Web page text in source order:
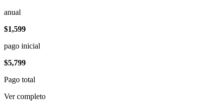
anual
$1,599
pago inicial
$5,799
Pago total
Ver completo